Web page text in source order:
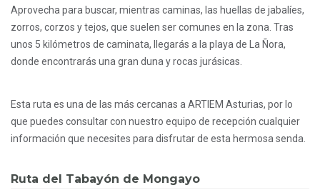
Aprovecha para buscar, mientras caminas, las huellas de jabalíes,
zorros, corzos y tejos, que suelen ser comunes en la zona. Tras
unos 5 kilómetros de caminata, llegarás a la playa de La Ñora,
donde encontrarás una gran duna y rocas jurásicas.
Esta ruta es una de las más cercanas a ARTIEM Asturias, por lo
que puedes consultar con nuestro equipo de recepción cualquier
información que necesites para disfrutar de esta hermosa senda.
Ruta del Tabayón de Mongayo